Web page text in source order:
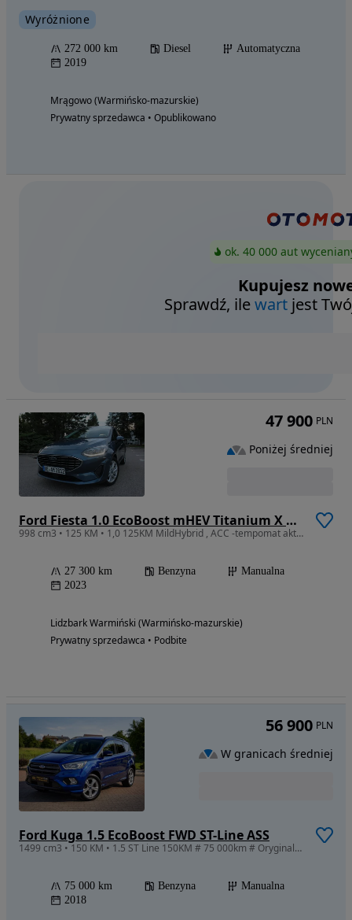
Wyróżnione
272 000 km Diesel
Automatyczna
2019
Mrągowo (Warmińsko-mazurskie)
Prywatny sprzedawca • Opublikowano
ok. 40 000 aut
Kupujesz
Sprawdź, ilewart jest
Ford Fiesta 1.0 EcoBoost mHEV Titanium X ASS
998 cm3 • 125 KM • 1,0 125KM MildHybrid , ACC -tempomat aktywny, Klimatronik
27 300 km Benzyna
Manualna
2023
Lidzbark Warmiński (Warmińsko-mazurskie)
Prywatny sprzedawca • Podbite
47 900 PLN
Poniżej średniej
Ford Kuga 1.5 EcoBoost FWD ST-Line ASS
1499 cm3 • 150 KM • 1.5 ST Line 150KM # 75 000km # Oryginalny lakier # Stan Perfekcyjny
75 000 km Benzyna
Manualna
2018
56 900 PLN
W granicach średniej